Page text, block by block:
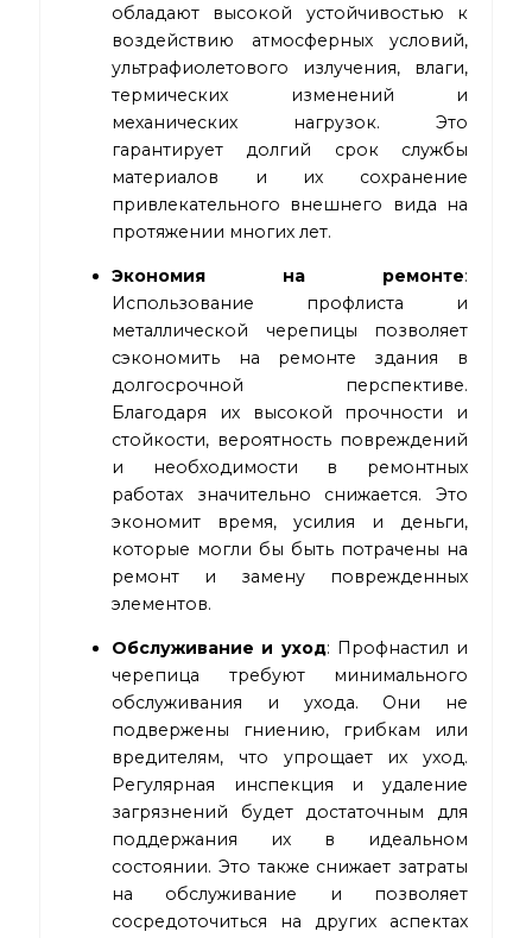
обладают высокой устойчивостью к
воздействию атмосферных условий,
ультрафиолетового излучения, влаги,
термических изменений и
механических нагрузок. Это
гарантирует долгий срок службы
материалов и их сохранение
привлекательного внешнего вида на
протяжении многих лет.
Экономия на ремонте:
Использование профлиста и
металлической черепицы позволяет
сэкономить на ремонте здания в
долгосрочной перспективе.
Благодаря их высокой прочности и
стойкости, вероятность повреждений
и необходимости в ремонтных
работах значительно снижается. Это
экономит время, усилия и деньги,
которые могли бы быть потрачены на
ремонт и замену поврежденных
элементов.
Обслуживание и уход: Профнастил и
черепица требуют минимального
обслуживания и ухода. Они не
подвержены гниению, грибкам или
вредителям, что упрощает их уход.
Регулярная инспекция и удаление
загрязнений будет достаточным для
поддержания их в идеальном
состоянии. Это также снижает затраты
на обслуживание и позволяет
сосредоточиться на других аспектах